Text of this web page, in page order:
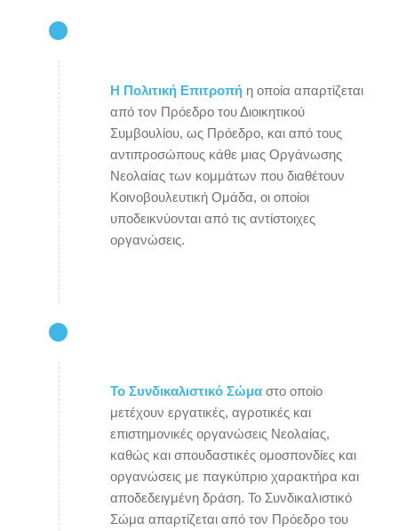
Η Πολιτική Επιτροπήη οποία απαρτίζεται
από τον Πρόεδρο του Διοικητικού
Συμβουλίου, ως Πρόεδρο, και από τους
αντιπροσώπους κάθε μιας Οργάνωσης
Νεολαίας των κομμάτων που διαθέτουν
Κοινοβουλευτική Ομάδα, οι οποίοι
υποδεικνύονται από τις αντίστοιχες
οργανώσεις.
Το Συνδικαλιστικό Σώμαστο οποίο
μετέχουν εργατικές, αγροτικές και
επιστημονικές οργανώσεις Νεολαίας,
καθώς και σπουδαστικές ομοσπονδίες και
οργανώσεις με παγκύπριο χαρακτήρα και
αποδεδειγμένη δράση. Το Συνδικαλιστικό
Σώμα απαρτίζεται από τον Πρόεδρο του